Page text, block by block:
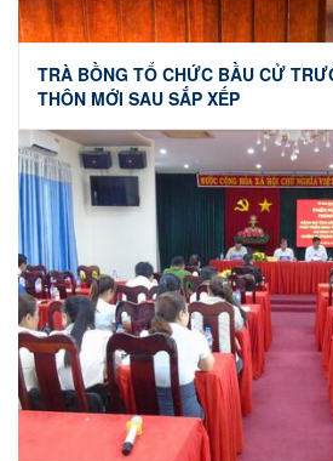
TRÀ BỒNG TỔ CHỨC BẦU CỬ
THÔN MỚI SAU SẮP XẾP